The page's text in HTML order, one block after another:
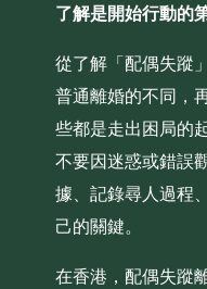
了解是開始行動的
從了解「配偶失蹤
普通離婚的不同，
些都是走出困局的起
不要因迷惑或錯誤
據、記錄尋人過程
己的關鍵。
在香港，配偶失蹤